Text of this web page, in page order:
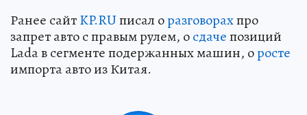
Ранее сайтKP.RUписал оразговорахпро
запрет авто с правым рулем, осдачепозиций
Lada в сегменте подержанных машин, оросте
импорта авто из Китая.